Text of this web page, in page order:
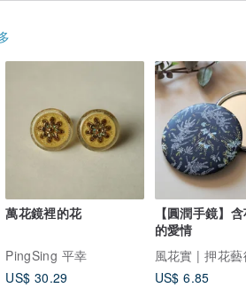
萬花鏡裡的花
PingSing 平幸
US$ 30.29
【圓潤手鏡】
的愛情
風花實 | 押花藝
US$ 6.85